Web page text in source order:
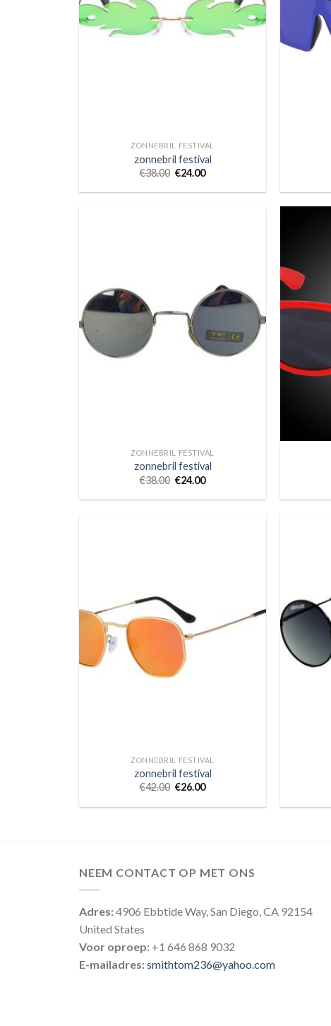
ZONNEBRIL FESTIVAL
zonnebril festival
€38.00 €24.00
ZONNEBRIL FESTIVAL
zonnebril festival
€38.00 €24.00
ZONNEBRIL FESTIVAL
zonnebril festival
€42.00 €26.00
NEEM CONTACT OP MET ONS
Adres:4906 Ebbtide Way, San Diego, CA 92154
United States
Voor oproep: +1 646 868 9032
E-mailadres:smithtom236@yahoo.com